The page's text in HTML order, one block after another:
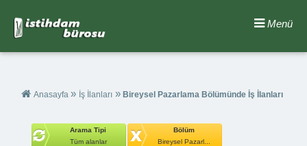
Menü
Anasayfa » İş İlanları » Bireysel Pazarlama Bölümünde İş İlanları
Arama Tipi
Tüm alanlar
Bölüm
Bireysel Pazarl...